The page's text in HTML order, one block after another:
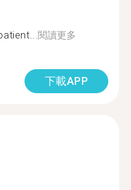
閱讀更多
下載APP